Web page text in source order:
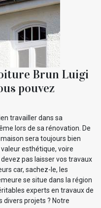
Brun Luigi
pouvez
travailler dans sa
lors de sa rénovation. De
sera toujours bien
esthétique, voire
pas laisser vos travaux
car, sachez-le, les
se situe dans la région
experts en travaux de
divers projets ? Notre